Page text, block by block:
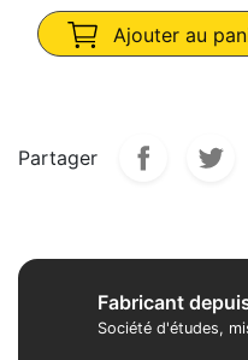
Ajouter au
Partager
Fabricant
Société d'études,